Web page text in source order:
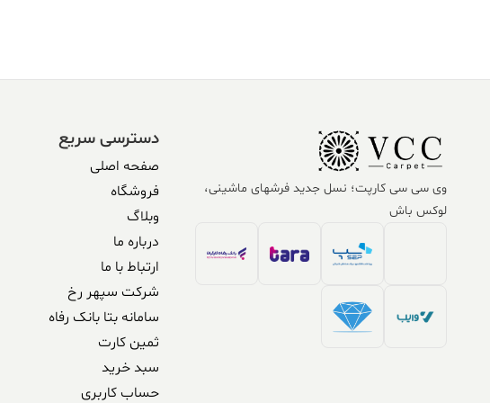
وی سی سی کارپت؛ نسل جدید فرشهای ماشینی،
لوکس باش
دسترسی سریع
صفحه اصلی
فروشگاه
وبلاگ
درباره ما
ارتباط با ما
شرکت سپهر رخ
سامانه بتا بانک رفاه
ثمین کارت
سبد خرید
حساب کاربری